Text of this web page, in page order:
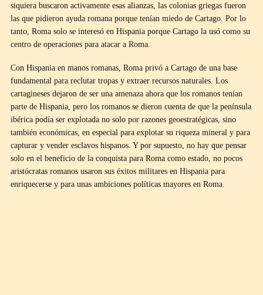
siquiera buscaron activamente esas alianzas, las colonias griegas fueron
las que pidieron ayuda romana porque tenían miedo de Cartago. Por lo
tanto, Roma solo se interesó en Hispania porque Cartago la usó como su
centro de operaciones para atacar a Roma.
Con Hispania en manos romanas, Roma privó a Cartago de una base
fundamental para reclutar tropas y extraer recursos naturales. Los
cartagineses dejaron de ser una amenaza ahora que los romanos tenían
parte de Hispania, pero los romanos se dieron cuenta de que la península
ibérica podía ser explotada no solo por razones geoestratégicas, sino
también económicas, en especial para explotar su riqueza mineral y para
capturar y vender esclavos hispanos. Y por supuesto, no hay que pensar
solo en el beneficio de la conquista para Roma como estado, no pocos
aristócratas romanos usaron sus éxitos militares en Hispania para
enriquecerse y para unas ambiciones políticas mayores en Roma.